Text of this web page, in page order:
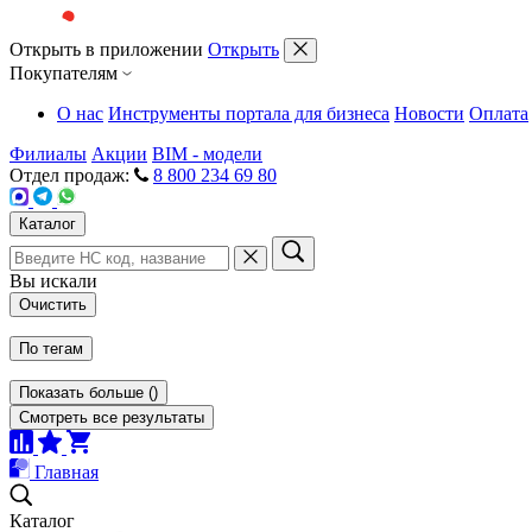
Открыть в приложении Открыть
Покупателям
О нас Инструменты портала для бизнеса Новости Оплата
Филиалы Акции BIM - модели
Отдел продаж:
8 800 234 69 80
Каталог
Вы искали
Очистить
По тегам
Показать больше ()
Смотреть все результаты
Главная
Каталог